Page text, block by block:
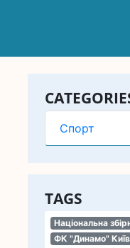
Спорт
TAGS
Національна
ФК "Динамо" Київ